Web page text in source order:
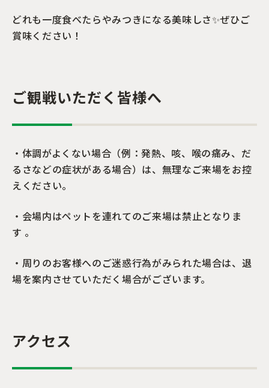
どれも一度食べたらやみつきになる美味しさ✨ぜひご
賞味ください！
ご観戦いただく皆様へ
・体調がよくない場合（例：発熱、咳、喉の痛み、だ
るさなどの症状がある場合）は、無理なご来場をお控
えください。
・会場内はペットを連れてのご来場は禁止となりま
す 。
・周りのお客様へのご迷惑行為がみられた場合は、退
場を案内させていただく場合がございます。
アクセス